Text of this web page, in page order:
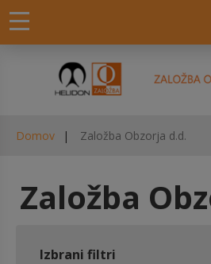
Domov Založba Obzorja d.d.
Založba
Izbrani filtri